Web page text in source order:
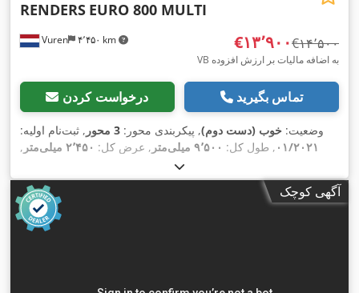
Vuren ۴٬۴۵۰ km
RENDERS EURO 800 MULTI
‎€۱۳٬۹۰۰ ‎€۱۴٬۵۰۰
VB به اضافه مالیات بر ارزش افزوده
درخواست کردن تماس بگیرید
وضعیت: خوب (دست دوم), پیکربندی محور: 3 محور
, ثبت‌نام اولیه:
۰۱/۲۰۲۱ , طول کل: ۹٬۵۰۰ میلی‌متر , عرض کل: ۲٬۴۵۰ میلی‌متر
,
385/65R22,5
, رنگ:دیگر, سال ساخت:۲۰۲۱, تجهیزات: ,
آگهی کوچک